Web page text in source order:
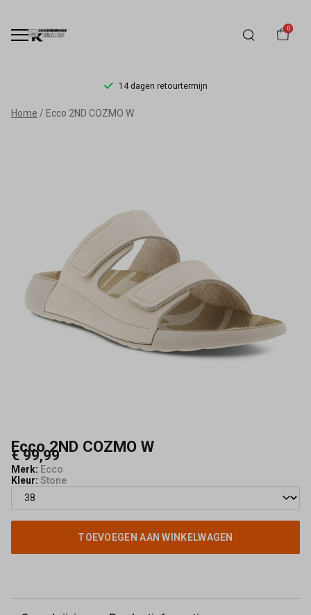
0
14 dagen retourtermijn
Ecco
Schoenmode
Kerkhof
Home Ecco 2ND COZMO W
Ecco 2ND COZMO W
€ 99,99
Merk: Ecco
Kleur: Stone
TOEVOEGEN AAN WINKELWAGEN